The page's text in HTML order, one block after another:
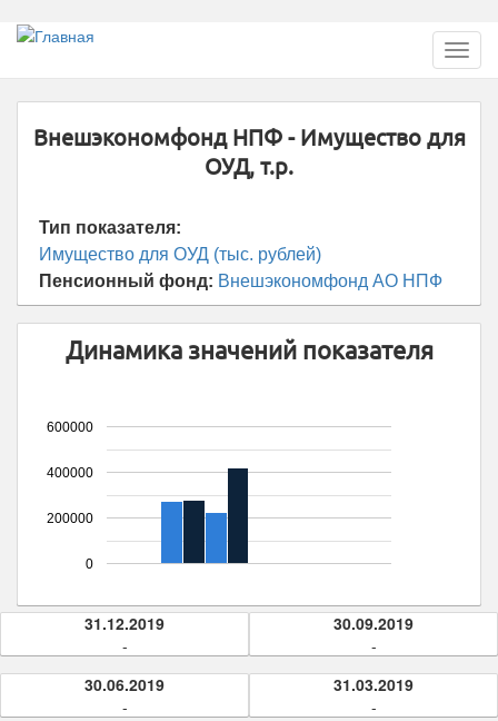
Перейти
основному
содержанию
Внешэкономфонд НПФ - Имущество для
ОУД, т.р.
Тип показателя:
Имущество для ОУД (тыс. рублей)
Пенсионный фонд: Внешэкономфонд АО НПФ
Динамика значений показателя
0
200000
400000
600000
31.12.2019
-
30.09.2019
-
30.06.2019
-
31.03.2019
-